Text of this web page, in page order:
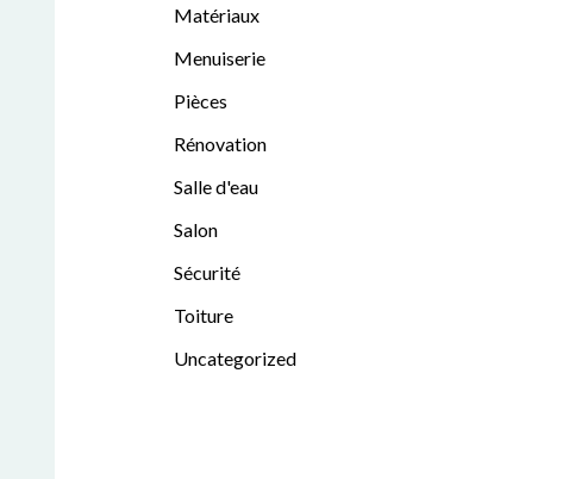
Matériaux
Menuiserie
Pièces
Rénovation
Salle d'eau
Salon
Sécurité
Toiture
Uncategorized